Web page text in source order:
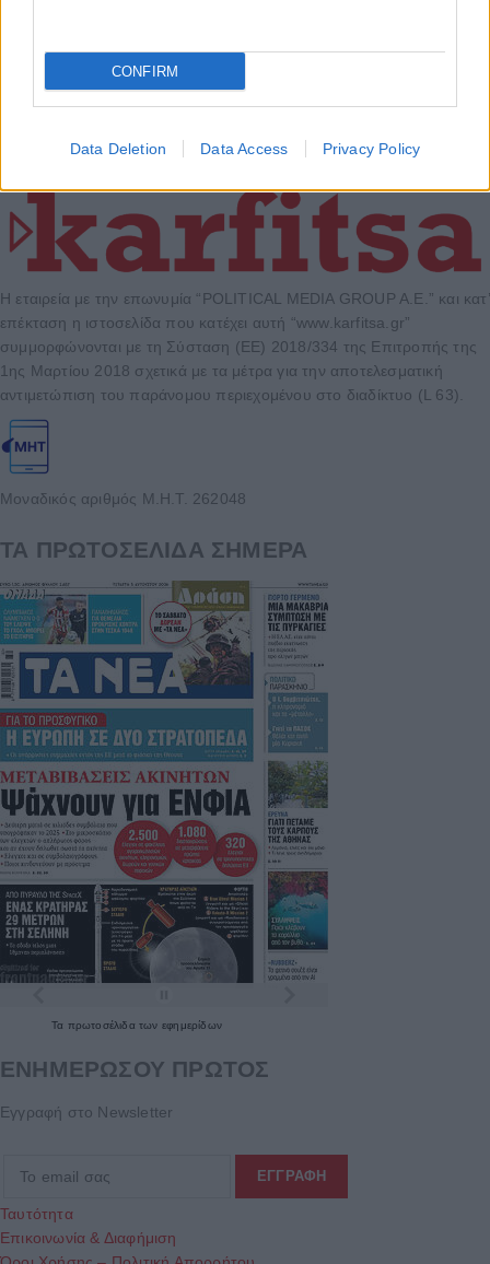
CONFIRM
Data Deletion Data Access Privacy Policy
Η εταιρεία με την επωνυμία “POLITICAL MEDIA GROUP A.E.” και κατ’
επέκταση η ιστοσελίδα που κατέχει αυτή “www.karfitsa.gr”
συμμορφώνονται με τη Σύσταση (ΕΕ) 2018/334 της Επιτροπής της
1ης Μαρτίου 2018 σχετικά με τα μέτρα για την αποτελεσματική
αντιμετώπιση του παράνομου περιεχομένου στο διαδίκτυο (L 63).
Μοναδικός αριθμός Μ.Η.Τ. 262048
ΤΑ ΠΡΩΤΟΣΕΛΙΔΑ ΣΗΜΕΡΑ
Τα πρωτοσέλιδατων εφημερίδων
ΕΝΗΜΕΡΩΣΟΥ ΠΡΩΤΟΣ
Εγγραφή στο Newsletter
Ταυτότητα
Επικοινωνία & Διαφήμιση